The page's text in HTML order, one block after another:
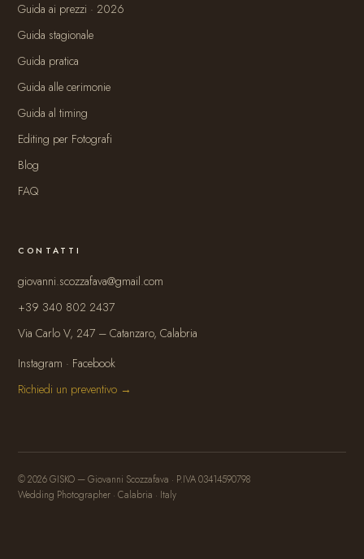
Guida ai prezzi · 2026
Guida stagionale
Guida pratica
Guida alle cerimonie
Guida al timing
Editing per Fotografi
Blog
FAQ
CONTATTI
giovanni.scozzafava@gmail.com
+39 340 802 2437
Via Carlo V, 247 – Catanzaro, Calabria
Instagram · Facebook
Richiedi un preventivo →
© 2026 GISKO — Giovanni Scozzafava · P.IVA 03414590798
Wedding Photographer · Calabria · Italy